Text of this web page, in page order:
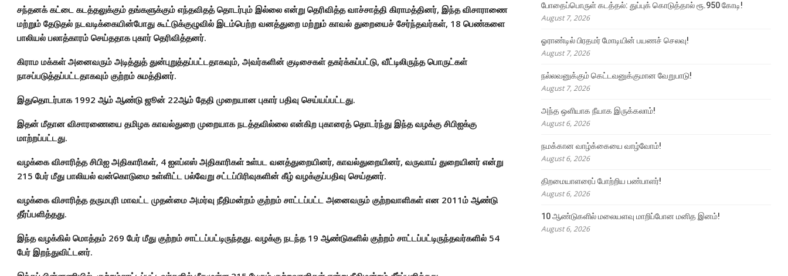
சந்தனக் கட்டை கடத்தலுக்கும் தங்களுக்கும் எந்தவிதத் தொடர்பும் இல்லை என்று தெரிவித்த வாச்சாத்தி கிராமத்தினர், இந்த விசாராணை
மற்றும் தேடுதல் நடவடிக்கையின்போது கூட்டுக்குழுவில் இடம்பெற்ற வனத்துறை மற்றும் காவல் துறையைச் சேர்ந்தவர்கள், 18 பெண்களை
பாலியல் பலாத்காரம் செய்ததாக புகார் தெரிவித்தனர்.
கிராம மக்கள் அனைவரும் அடித்துத் துன்புறுத்தப்பட்டதாகவும், அவர்களின் குடிசைகள் தகர்க்கப்பட்டு, வீட்டிலிருந்த பொருட்கள்
நாசப்படுத்தப்பட்டதாகவும் குற்றம் சுமத்தினர்.
இதுதொடர்பாக 1992 ஆம் ஆண்டு ஜூன் 22ஆம் தேதி முறையான புகார் பதிவு செய்யப்பட்டது.
இதன் மீதான விசாரணையை தமிழக காவல்துறை முறையாக நடத்தவில்லை என்கிற புகாரைத் தொடர்ந்து இந்த வழக்கு சிபிஐக்கு
மாற்றப்பட்டது.
வழக்கை விசாரித்த சிபிஐ அதிகாரிகள், 4 ஐஎப்எஸ் அதிகாரிகள் உள்பட வனத்துறையினர், காவல்துறையினர், வருவாய் துறையினர் என்று
215 பேர் மீது பாலியல் வன்கொடுமை உள்ளிட்ட பல்வேறு சட்டப்பிரிவுகளின் கீழ் வழக்குப்பதிவு செய்தனர்.
வழக்கை விசாரித்த தருமபுரி மாவட்ட முதன்மை அமர்வு நீதிமன்றம் குற்றம் சாட்டப்பட்ட அனைவரும் குற்றவாளிகள் என 2011ம் ஆண்டு
தீர்ப்பளித்தது.
இந்த வழக்கில் மொத்தம் 269 பேர் மீது குற்றம் சாட்டப்பட்டிருந்தது. வழக்கு நடந்த 19 ஆண்டுகளில் குற்றம் சாட்டப்பட்டிருந்தவர்களில் 54
பேர் இறந்துவிட்டனர்.
போதைப்பொருள் கடத்தல்: துப்புக் கொடுத்தால் ரூ.950 கோடி!
August 7, 2026
ஓராண்டில் பிரதமர் மோடியின் பயணச் செலவு!
August 7, 2026
நல்லவனுக்கும் கெட்டவனுக்குமான வேறுபாடு!
August 7, 2026
அந்த ஒளியாக நீயாக இருக்கலாம்!
August 6, 2026
நமக்கான வாழ்க்கையை வாழ்வோம்!
August 6, 2026
திறமையாளரைப் போற்றிய பண்பாளர்!
August 6, 2026
10 ஆண்டுகளில் மலையளவு மாறிப்போன மனித இனம்!
August 6, 2026